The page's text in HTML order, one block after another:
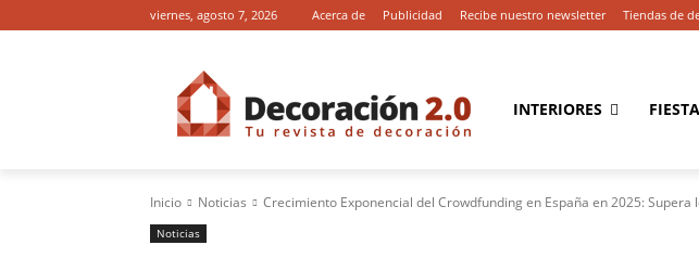
viernes, agosto 7, 2026 Acerca de Publicidad Recibe nuestro newsletter Tiendas de
INTERIORES
Inicio Noticias Crecimiento Exponencial del Crowdfunding en España en 2025: Supera
Noticias